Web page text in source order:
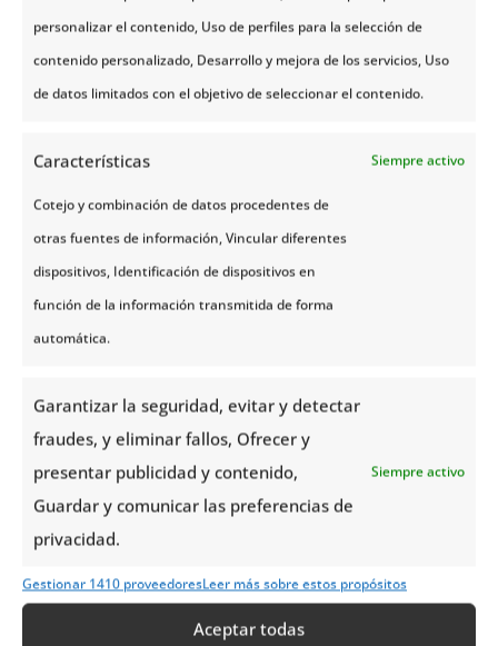
personalizar el contenido, Uso de perfiles para la selección de
contenido personalizado, Desarrollo y mejora de los servicios, Uso
de datos limitados con el objetivo de seleccionar el contenido.
Características Siempre activo
Cotejo y combinación de datos procedentes de
otras fuentes de información, Vincular diferentes
dispositivos, Identificación de dispositivos en
función de la información transmitida de forma
automática.
Garantizar la seguridad, evitar y detectar
fraudes, y eliminar fallos, Ofrecer y
presentar publicidad y contenido,
Guardar y comunicar las preferencias de
privacidad.
Siempre activo
Gestionar 1410 proveedoresLeer más sobre estos propósitos
Aceptar todas
La Fortaleza de Akershus
El Castillo o Fortaleza de Akershus es uno
situado a orillas del fiordo, en un lugar
datan del siglo XIV, cuando era un palacio
real. En su historia fue escenario de
muchas batallas, hasta que a finales del
pero todavía es posible encontrar
algunas partes de esa época. También
quedan murallas y bastiones de la época
renacentista que podrás visitar. La
fortaleza de Akershus está considerada
una obra maestra de la ingeniería militar
de la Edad Media.